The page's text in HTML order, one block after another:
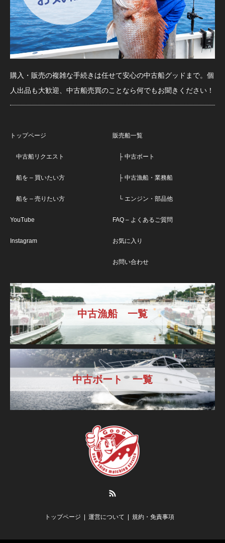
購入・販売の複雑な手続きは任せて安心の中古船グッドまで。個
人出品も大歓迎、中古船売買のことなら何でもお聞きください！
トップページ
中古船リクエスト
船を – 買いたい方
船を – 売りたい方
YouTube
Instagram
販売船一覧
├ 中古ボート
├ 中古漁船・業務船
└ エンジン・部品他
FAQ – よくあるご質問
お気に入り
お問い合わせ
中古漁船 一覧
中古ボート 一覧
トップページ 運営について 規約・免責事項